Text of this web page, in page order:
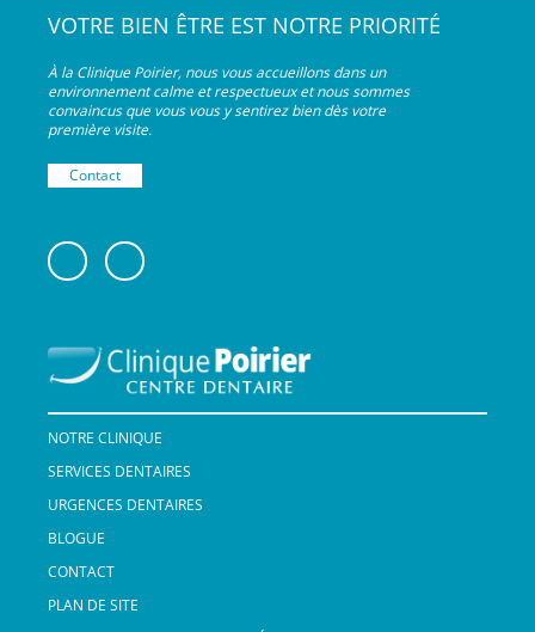
VOTRE BIEN ÊTRE EST NOTRE PRIORITÉ
À la Clinique Poirier, nous vous accueillons dans un
environnement calme et respectueux et nous sommes
convaincus que vous vous y sentirez bien dès votre
première visite.
Contact
NOTRE CLINIQUE
SERVICES DENTAIRES
URGENCES DENTAIRES
BLOGUE
CONTACT
PLAN DE SITE